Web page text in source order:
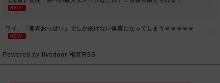
NEW!
ワイ、「着衣おっばい」でしか抜けない体質になってしまうｗｗｗｗｗ
NEW!
Powered by livedoor 相互RSS